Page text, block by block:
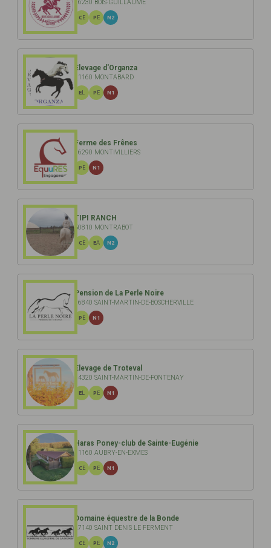
76230 BOIS-GUILLAUME
CE PE N2
Elevage d'Organza
61160 MONTABARD
EL PE N1
Ferme des Frênes
76290 MONTIVILLIERS
PE N1
TIPI RANCH
50810 MONTRABOT
CE EA N2
Pension de La Perle Noire
76840 SAINT-MARTIN-DE-BOSCHERVILLE
PE N1
Elevage de Troteval
14320 SAINT-MARTIN-DE-FONTENAY
EL PE N1
Haras Poney-club de Sainte-Eugénie
61160 AUBRY-EN-EXMES
CE PE N1
Domaine équestre de la Bonde
27140 SAINT DENIS LE FERMENT
CE PE N2